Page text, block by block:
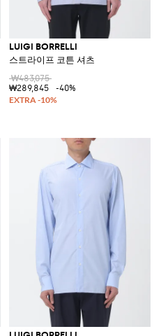
LUIGI BORRELLI
스트라이프 코튼 셔츠
₩483,075
₩289,845
-40%